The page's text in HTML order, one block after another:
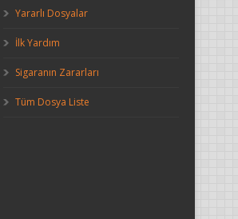
Yararlı Dosyalar
İlk Yardım
Sigaranın Zararları
Tüm Dosya Liste